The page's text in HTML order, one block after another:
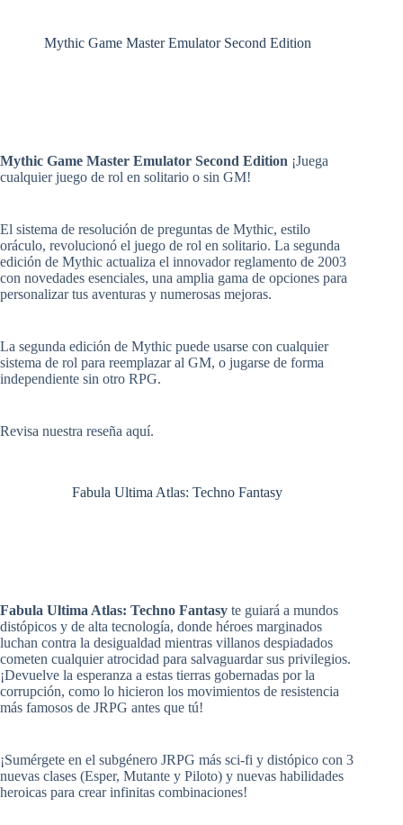
Mythic Game Master Emulator Second Edition
Mythic Game Master Emulator Second Edition ¡Juega
cualquier juego de rol en solitario o sin GM!
El sistema de resolución de preguntas de Mythic, estilo
oráculo, revolucionó el juego de rol en solitario. La segunda
edición de Mythic actualiza el innovador reglamento de 2003
con novedades esenciales, una amplia gama de opciones para
personalizar tus aventuras y numerosas mejoras.
La segunda edición de Mythic puede usarse con cualquier
sistema de rol para reemplazar al GM, o jugarse de forma
independiente sin otro RPG.
Revisa nuestra reseña aquí.
Fabula Ultima Atlas: Techno Fantasy
Fabula Ultima Atlas: Techno Fantasy te guiará a mundos
distópicos y de alta tecnología, donde héroes marginados
luchan contra la desigualdad mientras villanos despiadados
cometen cualquier atrocidad para salvaguardar sus privilegios.
¡Devuelve la esperanza a estas tierras gobernadas por la
corrupción, como lo hicieron los movimientos de resistencia
más famosos de JRPG antes que tú!
¡Sumérgete en el subgénero JRPG más sci-fi y distópico con 3
nuevas clases (Esper, Mutante y Piloto) y nuevas habilidades
heroicas para crear infinitas combinaciones!